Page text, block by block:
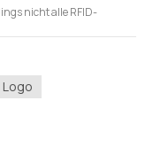
nicht alle RFID-
zwei Haupttypen der
und aktive